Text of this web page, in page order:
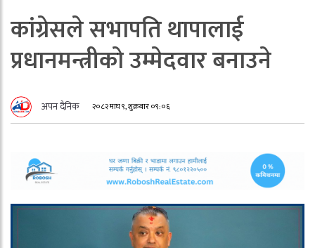
कांग्रेसले सभापति थापालाई
प्रधानमन्त्रीको उम्मेदवार बनाउने
अपन दैनिक २०८२ माघ ९, शुक्रबार ०९:०६